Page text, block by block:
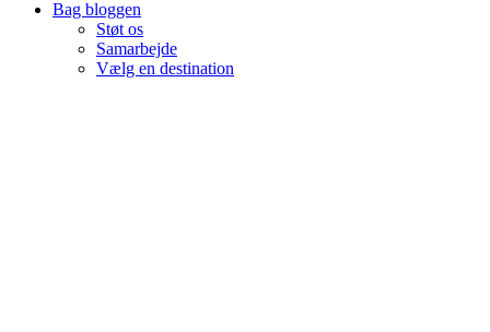
Bag bloggen
Støt os
Samarbejde
Vælg en destination